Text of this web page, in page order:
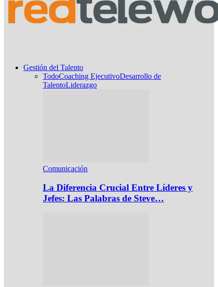
Gestión del Talento
TodoCoaching EjecutivoDesarrollo de
TalentoLiderazgo
Comunicación
La Diferencia Crucial Entre Líderes y
Jefes: Las Palabras de Steve…